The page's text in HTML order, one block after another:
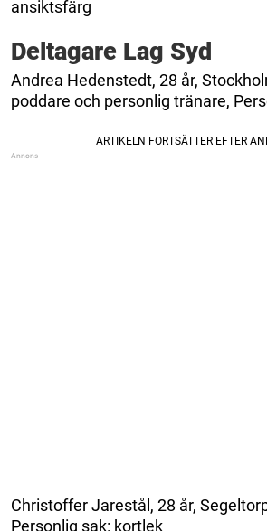
ansiktsfärg
Deltagare Lag Syd
Andrea Hedenstedt, 28 år,
poddare och personlig tränare,
Christoffer Jarestål, 28 år,
Personlig sak: kortlek